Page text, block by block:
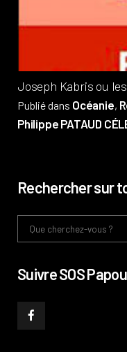
Joseph Kabris ou les
Publié dans Océanie,
Philippe PATAUD
Rechercher sur
Suivre SOS